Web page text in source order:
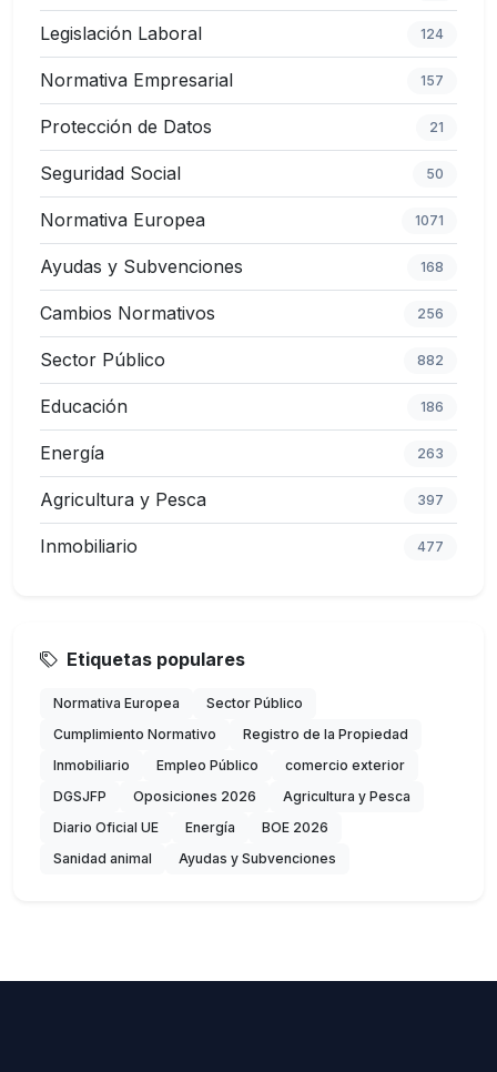
Legislación Laboral 124
Normativa Empresarial 157
Protección de Datos 21
Seguridad Social 50
Normativa Europea 1071
Ayudas y Subvenciones 168
Cambios Normativos 256
Sector Público 882
Educación 186
Energía 263
Agricultura y Pesca 397
Inmobiliario 477
Etiquetas populares
Normativa Europea
Sector Público
Cumplimiento Normativo
Registro de la Propiedad
Inmobiliario
Empleo Público
comercio exterior
DGSJFP
Oposiciones 2026
Agricultura y Pesca
Diario Oficial UE
Energía
BOE 2026
Sanidad animal
Ayudas y Subvenciones